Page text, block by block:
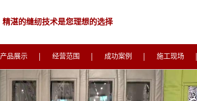
精湛的缝纫技术是您理想的选择
产品展示 经营范围 成功案例 施工现场